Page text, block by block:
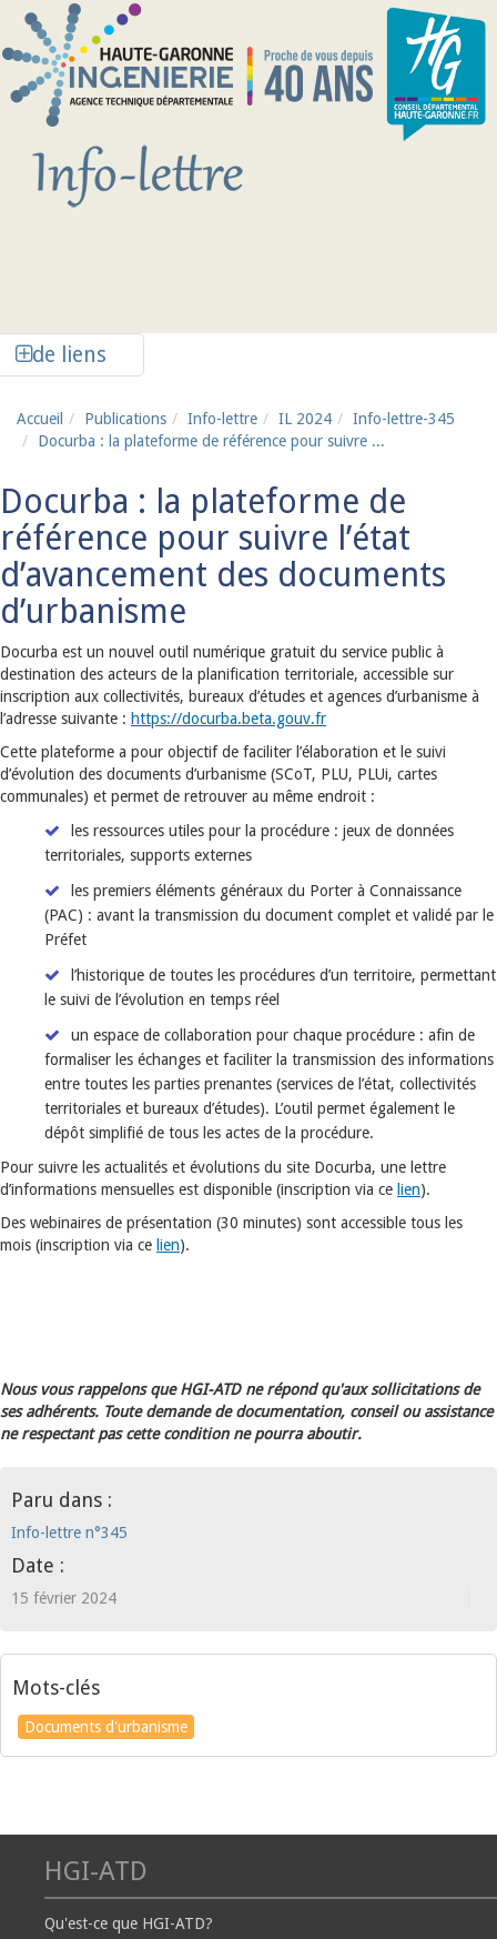
Aller au contenu principal
de liens
Accueil Publications Info-lettre IL 2024
Info-lettre-345
Docurba : la plateforme de référence pour suivre ...
Docurba : la plateforme de
référence pour suivre l’état
d’avancement des documents
d’urbanisme
Docurba est un nouvel outil numérique gratuit du service public à
destination des acteurs de la planification territoriale, accessible sur
inscription aux collectivités, bureaux d’études et agences d’urbanisme à
l’adresse suivante : https://docurba.beta.gouv.fr
Cette plateforme a pour objectif de faciliter l’élaboration et le suivi
d’évolution des documents d’urbanisme (SCoT, PLU, PLUi, cartes
communales) et permet de retrouver au même endroit :
les ressources utiles pour la procédure : jeux de données
territoriales, supports externes
les premiers éléments généraux du Porter à Connaissance
(PAC) : avant la transmission du document complet et validé par le
Préfet
l’historique de toutes les procédures d’un territoire, permettant
le suivi de l’évolution en temps réel
un espace de collaboration pour chaque procédure : afin de
formaliser les échanges et faciliter la transmission des informations
entre toutes les parties prenantes (services de l’état, collectivités
territoriales et bureaux d’études). L’outil permet également le
dépôt simplifié de tous les actes de la procédure.
Pour suivre les actualités et évolutions du site Docurba, une lettre
d’informations mensuelles est disponible (inscription via ce lien).
Des webinaires de présentation (30 minutes) sont accessible tous les
mois (inscription via ce lien).
Nous vous rappelons que HGI-ATD ne répond qu'aux sollicitations de
ses adhérents. Toute demande de documentation, conseil ou assistance
ne respectant pas cette condition ne pourra aboutir.
Paru dans :
Info-lettre n°345
Date :
15 février 2024
Mots-clés
Documents d'urbanisme
HGI-ATD
Qu'est-ce que HGI-ATD?